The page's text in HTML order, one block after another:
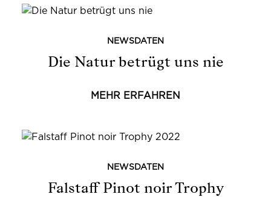
NEWSDATEN
Die Natur betrügt uns nie
MEHR ERFAHREN
NEWSDATEN
Falstaff Pinot noir Trophy